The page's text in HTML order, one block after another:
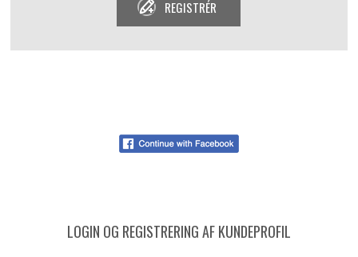
REGISTRÉR
LOGIN OG REGISTRERING AF KUNDEPROFIL